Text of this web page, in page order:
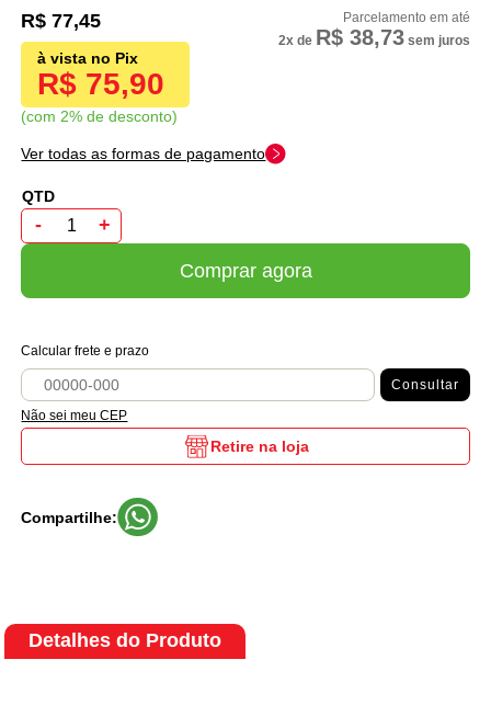
R$ 75,90
com 2% de desconto
R$ 77,45
2x de R$ 38,73sem juros
Ver todas as formas de pagamento
- +
Comprar agora
Calcular frete e prazo
Consultar
Não sei meu CEP
Retire na loja
Compartilhe:
Detalhes do Produto